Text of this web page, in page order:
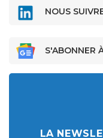
NOUS
S'ABONNER
LA